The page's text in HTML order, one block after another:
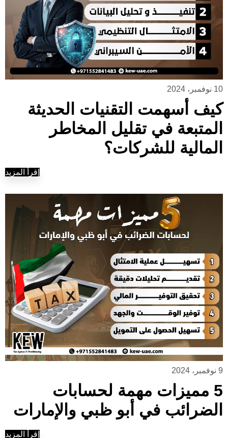
10 نوفمبر، 2024
كيف أسهمت التقنيات الحديثة
المتبعة في تقليل المخاطر
المالية للشركات؟
إقرأ المزيد
9 نوفمبر، 2024
5 مميزات مهمة لحسابات
الضرائب في أبو ظبي والإمارات
إقرأ المزيد